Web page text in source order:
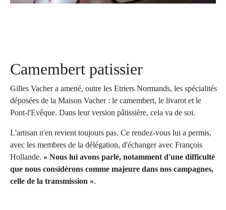
Camembert patissier
Gilles Vacher a amené, outre les Etriers Normands, les spécialités
déposées de la Maison Vacher : le camembert, le livarot et le
Pont-l'Evêque. Dans leur version pâtissière, cela va de soi.
L'artisan n'en revient toujours pas. Ce rendez-vous lui a permis,
avec les membres de la délégation, d'échanger avec François
Hollande. « Nous lui avons parlé, notamment d'une difficulté
que nous considérons comme majeure dans nos campagnes,
celle de la transmission ».